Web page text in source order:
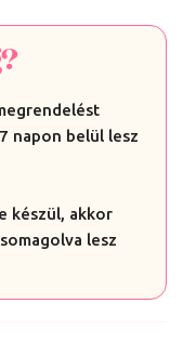
napon belül lesz
készül, akkor
lesz